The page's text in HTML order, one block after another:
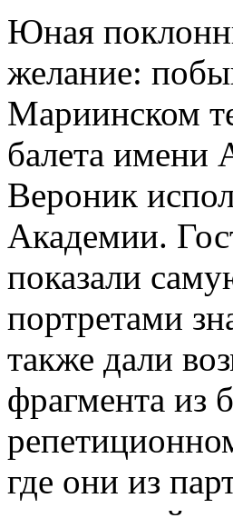
Юная
желание:
Мариинском
балета имени
Вероник
Академии.
показали
портретами
также дали
фрагмента из
где они из